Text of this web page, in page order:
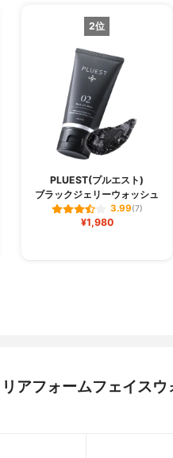
2位
PLUEST(プルエスト)
ブラックジェリーウォッシュ
3.99(7)
¥1,980
アフォームフェイスウ